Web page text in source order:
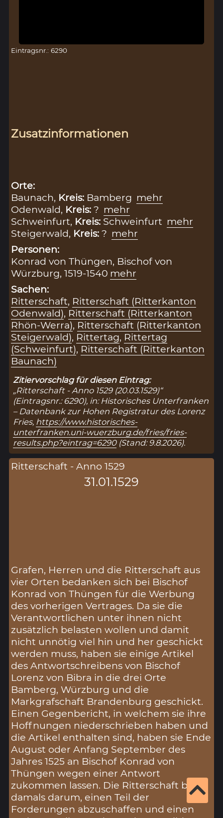
Eintragsnr.: 6290
Zusatzinformationen
Orte:
Baunach, Kreis: Bamberg mehr
Odenwald, Kreis:? mehr
Schweinfurt, Kreis: Schweinfurt mehr
Steigerwald, Kreis:? mehr
Personen:
Konrad von Thüngen, Bischof von
Würzburg, 1519-1540 mehr
Sachen:
Ritterschaft, Ritterschaft (Ritterkanton
Odenwald), Ritterschaft (Ritterkanton
Rhön-Werra), Ritterschaft (Ritterkanton
Steigerwald), Rittertag, Rittertag
(Schweinfurt), Ritterschaft (Ritterkanton
Baunach)
Zitiervorschlag für diesen Eintrag:
„Ritterschaft - Anno 1529 (20.03.1529)“
(Eintragsnr.: 6290), in: Historisches Unterfranken
– Datenbank zur Hohen Registratur des Lorenz
Fries, https://www.historisches-
unterfranken.uni-wuerzburg.de/fries/fries-
results.php?eintrag=6290(Stand: 9.8.2026).
Ritterschaft - Anno 1529
31.01.1529
Grafen, Herren und die Ritterschaft aus
vier Orten bedanken sich bei Bischof
Konrad von Thüngen für die Werbung
des vorherigen Vertrages. Da sie die
Verantwortlichen unter ihnen nicht
zusätzlich belasten wollen und damit
nicht unnötig viel hin und her geschickt
werden muss, haben sie einige Artikel
des Antwortschreibens von Bischof
Lorenz von Bibra in die drei Orte
Bamberg, Würzburg und die
Markgrafschaft Brandenburg geschickt.
Einen Gegenbericht, in welchem sie ihre
Hoffnungen niederschrieben haben und
die Artikel enthalten sind, haben sie Ende
August oder Anfang September des
Jahres 1525 an Bischof Konrad von
Thüngen wegen einer Antwort
zukommen lassen. Die Ritterschaft bat
damals darum, einen Teil der
Forderungen abzuschaffen und einen